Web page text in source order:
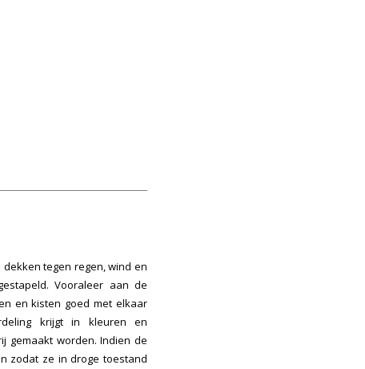
tegen regen, wind en
Vooraleer aan de
en kisten goed met elkaar
krijgt in kleuren en
gemaakt worden. Indien de
zodat ze in droge toestand